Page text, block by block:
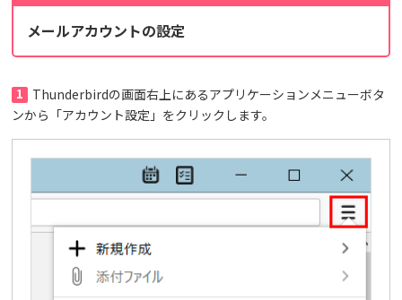
メールアカウントの設定
1
Thunderbirdの画面右上にあるアプリケーションメニューボタ
ンから「アカウント設定」をクリックします。